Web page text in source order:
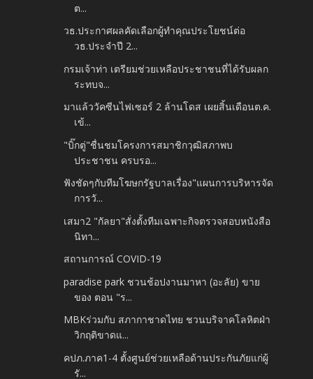
ต...
วธ.ประกาศผลคัดเลือกผู้ทำคุณประโยชน์ต่อ
วธ.ประจำปี 2...
กรมเจ้าท่า เตรียมช่วยเหลือประชาชนที่ได้รับผลก
ระทบจ...
มาแล้ววัคซีนไฟเซอร์ 2 ล้านโดส เผยสิ้นเดือนต.ค.
เข้...
"บิ๊กตู่"ชื่นชมโครงการสมาชิกวุฒิสภาพบ
ประชาชน ครบรอ...
ฟังชัดๆกับทีมโฆษกรัฐบาลเรื่อง"แผนการบริหารจัด
การวั...
เสมา2 "กัลยา"สั่งตั้งทีมเฉพาะกิจตรวจสอบหนังสือ
นิทา...
สถานการณ์ COVID-19
paradise park ชวนช้อปงานมาหา (อะลัย) ขาย
ของ ตอน "ร...
MBKร่วมกับ สภากาชาดไทย ชวนบริจาคโลหิตฝ่า
วิกฤติขาดแ...
คปภ.ภาค1-4 ตั้งศูนย์ช่วยเหลือด้านประกันภัยแก่ผู้
รั...